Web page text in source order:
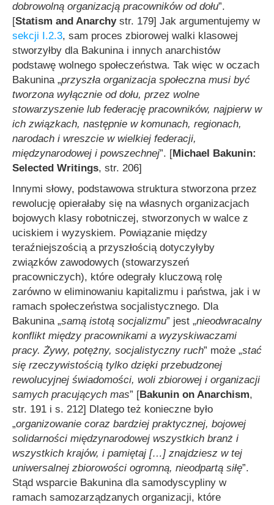
dobrowolną organizacją pracowników od dołu”.
[Statism and Anarchystr. 179] Jak argumentujemy w
sekcji I.2.3, sam proces zbiorowej walki klasowej
stworzyłby dla Bakunina i innych anarchistów
podstawę wolnego społeczeństwa. Tak więc w oczach
Bakunina „przyszła organizacja społeczna musi być
tworzona wyłącznie od dołu, przez wolne
stowarzyszenie lub federację pracowników, najpierw w
ich związkach, następnie w komunach, regionach,
narodach i wreszcie w wielkiej federacji,
międzynarodowej i powszechnej”. [Michael Bakunin:
Selected Writings, str. 206]
Innymi słowy, podstawowa struktura stworzona przez
rewolucję opierałaby się na własnych organizacjach
bojowych klasy robotniczej, stworzonych w walce z
uciskiem i wyzyskiem. Powiązanie między
teraźniejszością a przyszłością dotyczyłyby
związków zawodowych (stowarzyszeń
pracowniczych), które odegrały kluczową rolę
zarówno w eliminowaniu kapitalizmu i państwa, jak i w
ramach społeczeństwa socjalistycznego. Dla
Bakunina „samą istotą socjalizmu” jest „nieodwracalny
konflikt między pracownikami a wyzyskiwaczami
pracy. Żywy, potężny, socjalistyczny ruch” może „stać
się rzeczywistością tylko dzięki przebudzonej
rewolucyjnej świadomości, woli zbiorowej i organizacji
samych pracujących mas” [Bakunin on Anarchism,
str. 191 i s. 212] Dlatego też konieczne było
„organizowanie coraz bardziej praktycznej, bojowej
solidarności międzynarodowej wszystkich branż i
wszystkich krajów, i pamiętaj […] znajdziesz w tej
uniwersalnej zbiorowości ogromną, nieodpartą siłę”.
Stąd wsparcie Bakunina dla samodyscypliny w
ramach samozarządzanych organizacji, które